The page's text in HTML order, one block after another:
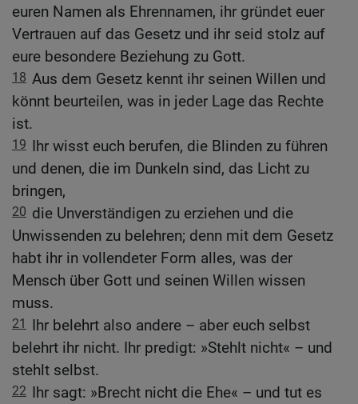
euren Namen als Ehrennamen, ihr gründet euer
Vertrauen auf das Gesetz und ihr seid stolz auf
eure besondere Beziehung zu Gott.
18 Aus dem Gesetz kennt ihr seinen Willen und
könnt beurteilen, was in jeder Lage das Rechte
ist.
19 Ihr wisst euch berufen, die Blinden zu führen
und denen, die im Dunkeln sind, das Licht zu
bringen,
20 die Unverständigen zu erziehen und die
Unwissenden zu belehren; denn mit dem Gesetz
habt ihr in vollendeter Form alles, was der
Mensch über Gott und seinen Willen wissen
muss.
21
Ihr belehrt also andere – aber euch selbst
belehrt ihr nicht. Ihr predigt: »Stehlt nicht« – und
stehlt selbst.
22 Ihr sagt: »Brecht nicht die Ehe« – und tut es